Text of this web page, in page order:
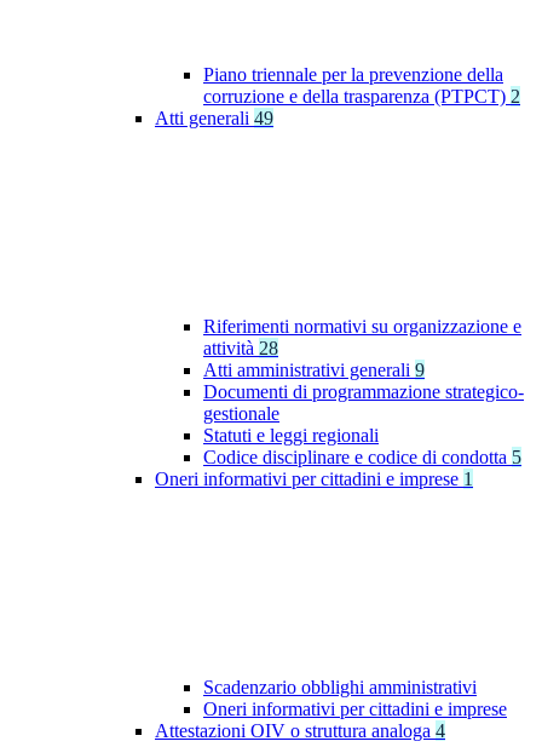
Piano triennale per la prevenzione della
corruzione e della trasparenza (PTPCT) 2
Atti generali 49
Riferimenti normativi su organizzazione e
attività 28
Atti amministrativi generali 9
Documenti di programmazione strategico-
gestionale
Statuti e leggi regionali
Codice disciplinare e codice di condotta 5
Oneri informativi per cittadini e imprese 1
Scadenzario obblighi amministrativi
Oneri informativi per cittadini e imprese
Attestazioni OIV o struttura analoga 4